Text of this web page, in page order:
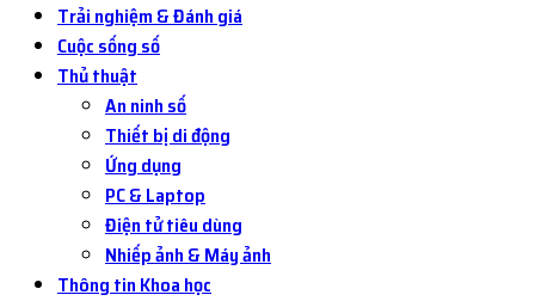
Trải nghiệm & Đánh giá
Cuộc sống số
Thủ thuật
An ninh số
Thiết bị di động
Ứng dụng
PC & Laptop
Điện tử tiêu dùng
Nhiếp ảnh & Máy ảnh
Thông tin Khoa học